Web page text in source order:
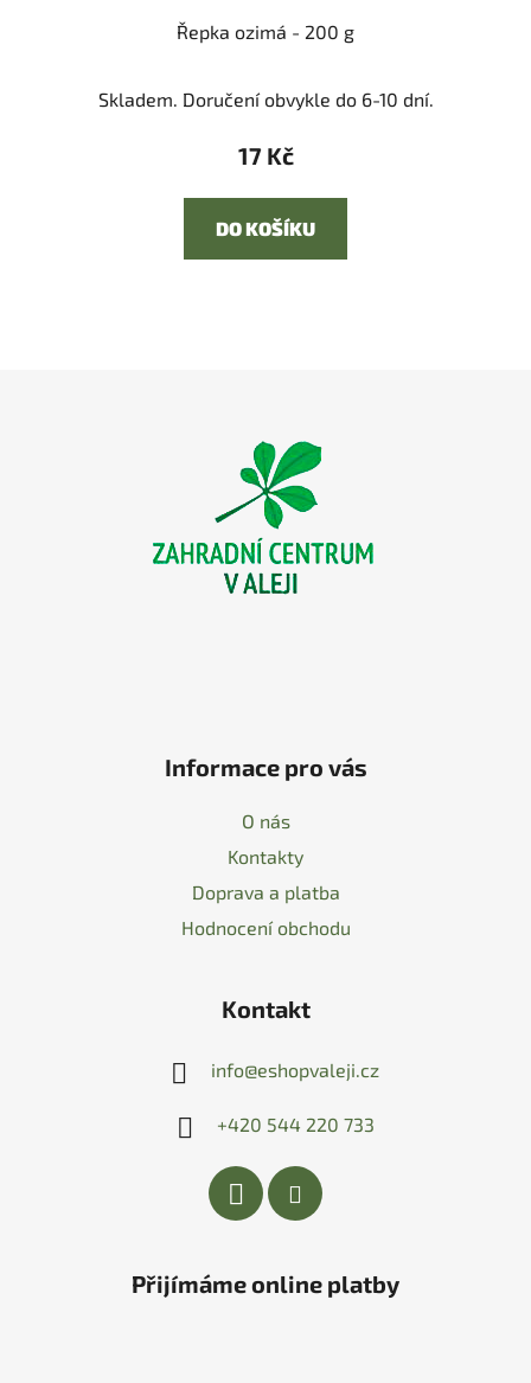
Řepka ozimá - 200 g
Skladem. Doručení obvykle do 6-10 dní.
17 Kč
DO KOŠÍKU
Informace pro vás
O nás
Kontakty
Doprava a platba
Hodnocení obchodu
Kontakt
info@eshopvaleji.cz
+420 544 220 733
Přijímáme online platby